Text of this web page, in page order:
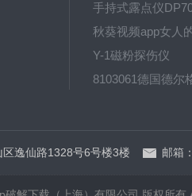
手持式露点仪
Y-1磁粉探伤仪
区逸仙路1328号6号楼3楼 邮箱